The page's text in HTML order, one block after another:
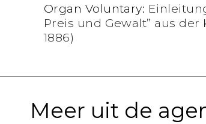
Organ Voluntary:
Preis und Gewalt” aus der
1886)
Meer uit de